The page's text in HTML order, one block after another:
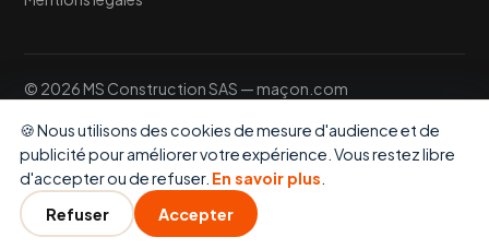
© 2026 MS Construction SAS — maçon.com
SV75018041T42080 · Valide jusqu'au 31/12/2026
📞 Appeler 💬 WhatsApp
🍪 Nous utilisons des cookies de mesure d'audience et de
publicité pour améliorer votre expérience. Vous restez libre
d'accepter ou de refuser. En savoir plus
Refuser
Accepter
🍪